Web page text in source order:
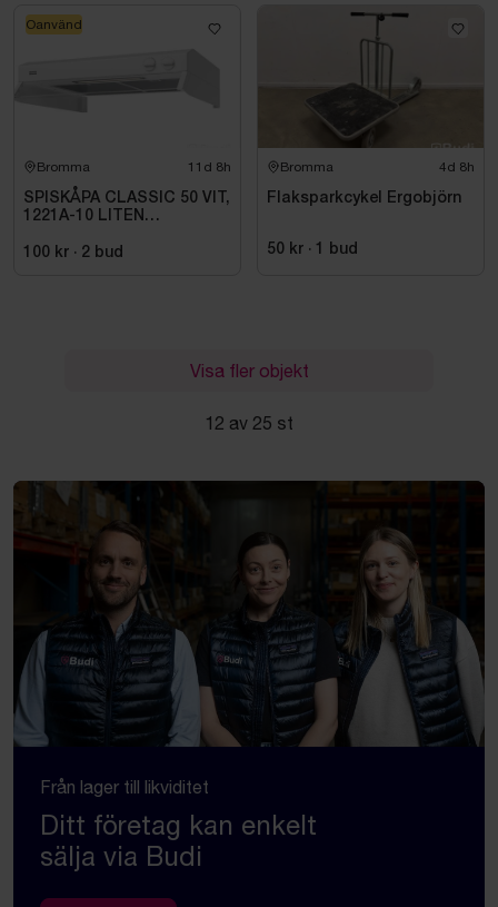
Bromma 11d 8h
SPISKÅPA CLASSIC 50 VIT,
1221A-10 LITEN
100 kr · 2 bud
Oanvänd
Bromma 4d 8h
Flaksparkcykel Ergobjörn
50 kr · bud
Visa fler objekt
12 av 25 st
Från lager till likviditet
Ditt företag kan enkelt
sälja via Budi